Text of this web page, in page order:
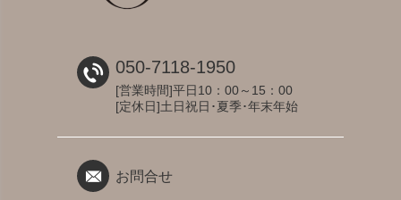
050-7118-1950
[営業時間]平日10：00～15：00
[定休日]土日祝日･夏季･年末年始
お問合せ